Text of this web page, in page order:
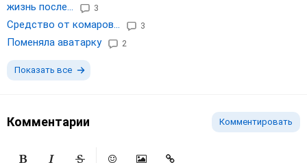
жизнь после... 3
Средство от комаров... 3
Поменяла аватарку 2
Показать все
Комментарии Комментировать